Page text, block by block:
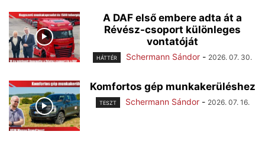
A DAF első embere adta át a
Révész-csoport különleges
vontatóját
HÁTTÉR Schermann Sándor - 2026. 07. 30.
Komfortos gép munkakerüléshez
TESZT Schermann Sándor - 2026. 07. 16.